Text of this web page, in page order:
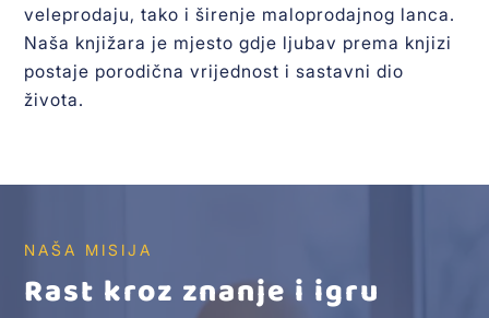
veleprodaju, tako i širenje maloprodajnog lanca.
Naša knjižara je mjesto gdje ljubav prema knjizi
postaje porodična vrijednost i sastavni dio
života.
NAŠA MISIJA
Rast kroz znanje i igru